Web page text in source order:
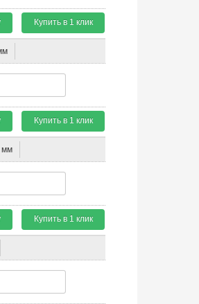
Купить в 1 клик
Купить в 1 клик
мм
Купить в 1 клик